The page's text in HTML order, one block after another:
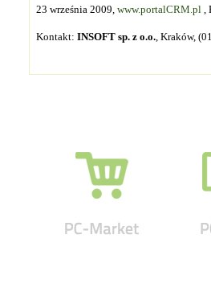
23 września 2009, www.portalCRM.pl ,
Kontakt: INSOFT sp. z o.o., Kraków,